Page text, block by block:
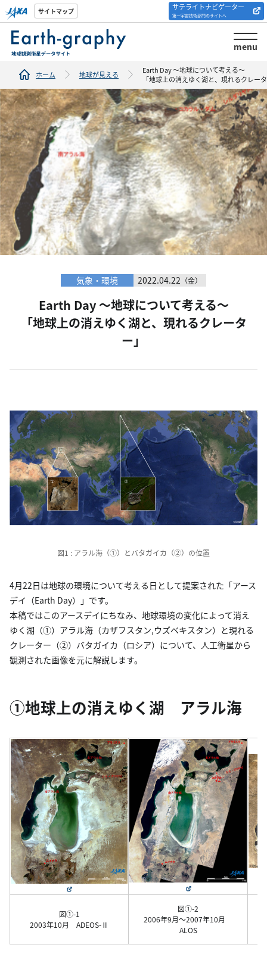
サイトマップ サテライトナビゲーター
第一宇宙技術部門のサイトへ
menu
解析ツール/サイトの
紹介
ホーム 地球が見える
Earth Day ～地球について考える～
「地球上の消えゆく湖と、現れるクレー
気象・環境 2022.04.22 （金）
Earth Day ～地球について考える～
「地球上の消えゆく湖と、現れるクレータ
ー」
図1 : アラル海（①）とバタガイカ（②）の位置
4月22日は地球の環境について考える日として提案された「アース
デイ（Earth Day）」です。
本稿ではこのアースデイにちなみ、地球環境の変化によって消え
ゆく湖（①）アラル海（カザフスタン,ウズベキスタン）と現れる
クレーター（②）バタガイカ（ロシア）について、人工衛星から
観測された画像を元に解説します。
①地球上の消えゆく湖 アラル海
図①-1
2003年10月 ADEOS-Ⅱ
図①-2
2006年9月～2007年10月
ALOS